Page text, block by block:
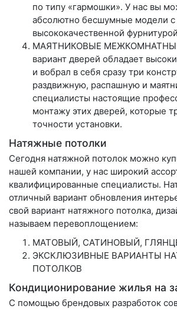
по типу «гармошки». У нас вы
абсолютно бесшумные модели с
высококачественной
МАЯТНИКОВЫЕ
вариант дверей обладает
и вобрал в себя сразу три
раздвижную, распашную и
специалисты настоящие
монтажу этих дверей, которые
точности установки.
Натяжные потолки
Сегодня натяжной потолок можно
нашей компании, у нас широкий
квалифицированные специалисты.
отличный вариант обновления
свой вариант натяжного потолка,
называем перевоплощением:
МАТОВЫЙ, САТИНОВЫЙ,
ЭКСКЛЮЗИВНЫЕ ВАРИАНТЫ
ПОТОЛКОВ
Кондиционирование жилья на
С помощью брендовых разработок